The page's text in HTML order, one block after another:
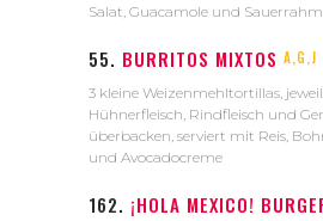
Salat, Guacamole und Sauerrahm
55. BURRITOS MIXTOS A,G,J
3 kleine Weizenmehltortillas,
Hühnerfleisch, Rindfleisch und
überbacken, serviert mit Reis,
und Avocadocreme
162. ¡HOLA MEXICO!